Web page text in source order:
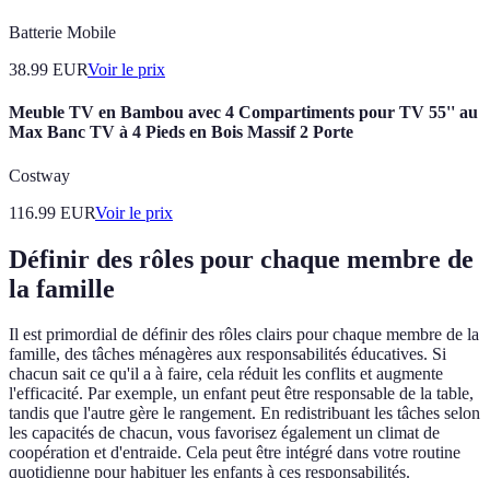
Batterie Mobile
38.99 EURVoir le prix
Meuble TV en Bambou avec 4 Compartiments pour TV 55'' au
Max Banc TV à 4 Pieds en Bois Massif 2 Porte
Costway
116.99 EURVoir le prix
Définir des rôles pour chaque membre de
la famille
Il est primordial de définir des rôles clairs pour chaque membre de la
famille, des tâches ménagères aux responsabilités éducatives. Si
chacun sait ce qu'il a à faire, cela réduit les conflits et augmente
l'efficacité. Par exemple, un enfant peut être responsable de la table,
tandis que l'autre gère le rangement. En redistribuant les tâches selon
les capacités de chacun, vous favorisez également un climat de
coopération et d'entraide. Cela peut être intégré dans votre routine
quotidienne pour habituer les enfants à ces responsabilités.